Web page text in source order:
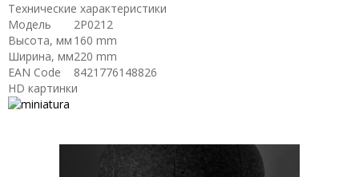
Технические характеристики
Модель
2P0212
Высота, мм 160 mm
Ширина, мм220 mm
EAN Code
8421776148826
HD картинки